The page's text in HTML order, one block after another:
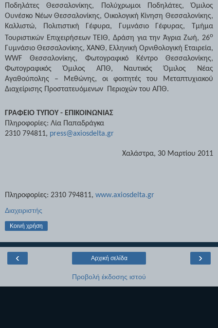
Ποδηλάτες Θεσσαλονίκης, Πολύχρωμοι Ποδηλάτες, Όμιλος
Ουνέσκο Νέων Θεσσαλονίκης, Οικολογική Κίνηση Θεσσαλονίκης,
Καλλιστώ, Πολιτιστική Γέφυρα, Γυμνάσιο Γέφυρας, Τμήμα
Τουριστικών Επιχειρήσεων ΤΕΙΘ, Δράση για την Άγρια Ζωή, 26ο
Γυμνάσιο Θεσσαλονίκης, ΧΑΝΘ, Ελληνική Ορνιθολογική Εταιρεία,
WWF Θεσσαλονίκης, Φωτογραφικό Κέντρο Θεσσαλονίκης,
Φωτογραφικός Όμιλος ΑΠΘ, Ναυτικός Όμιλος Νέας
Αγαθούπολης – Μεθώνης, οι φοιτητές του Μεταπτυχιακού
Διαχείρισης Προστατευόμενων Περιοχών του ΑΠΘ.
ΓΡΑΦΕΙΟ ΤΥΠΟΥ - ΕΠΙΚΟΙΝΩΝΙΑΣ
Πληροφορίες: Λία Παπαδράγκα
2310 794811, press@axiosdelta.gr
Χαλάστρα, 30 Μαρτίου 2011
Πληροφορίες: 2310 794811, www.axiosdelta.gr
Διαχειριστής
Κοινή χρήση
‹ ›
Αρχική σελίδα
Προβολή έκδοσης ιστού